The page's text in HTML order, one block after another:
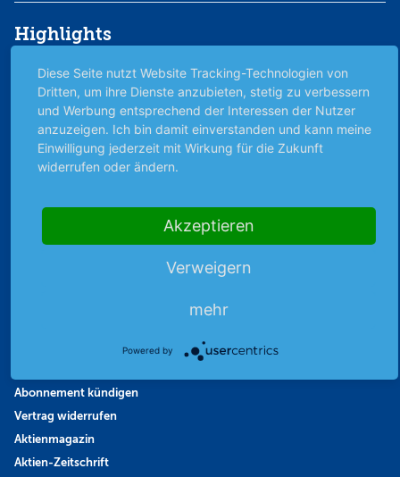
Highlights
Archiv
Börsenbericht
Börsengerüchte
Börsengespräche
Börsennews
Finanzpodcast
Abonnement kündigen
Vertrag widerrufen
Aktienmagazin
Aktien-Zeitschrift
Diese Seite nutzt Website Tracking-Technologien von
Dritten, um ihre Dienste anzubieten, stetig zu verbessern
und Werbung entsprechend der Interessen der Nutzer
anzuzeigen. Ich bin damit einverstanden und kann meine
Einwilligung jederzeit mit Wirkung für die Zukunft
widerrufen oder ändern.
Akzeptieren
Verweigern
mehr
Powered by